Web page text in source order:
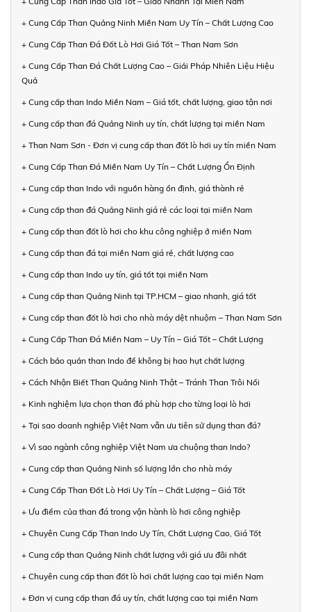
+ Cung Cấp Than Quảng Ninh Miền Nam Uy Tín – Chất Lượng Cao
+ Cung Cấp Than Đá Đốt Lò Hơi Giá Tốt – Than Nam Sơn
+ Cung Cấp Than Đá Chất Lượng Cao – Giải Pháp Nhiên Liệu Hiệu
Quả
+ Cung cấp than Indo Miền Nam – Giá tốt, chất lượng, giao tận nơi
+ Cung cấp than đá Quảng Ninh uy tín, chất lượng tại miền Nam
+ Than Nam Sơn - Đơn vị cung cấp than đốt lò hơi uy tín miền Nam
+ Cung Cấp Than Đá Miền Nam Uy Tín – Chất Lượng Ổn Định
+ Cung cấp than Indo với nguồn hàng ổn định, giá thành rẻ
+ Cung cấp than đá Quảng Ninh giá rẻ các loại tại miền Nam
+ Cung cấp than đốt lò hơi cho khu công nghiệp ở miền Nam
+ Cung cấp than đá tại miền Nam giá rẻ, chất lượng cao
+ Cung cấp than Indo uy tín, giá tốt tại miền Nam
+ Cung cấp than Quảng Ninh tại TP.HCM – giao nhanh, giá tốt
+ Cung cấp than đốt lò hơi cho nhà máy dệt nhuộm – Than Nam Sơn
+ Cung Cấp Than Đá Miền Nam – Uy Tín – Giá Tốt – Chất Lượng
+ Cách bảo quản than Indo để không bị hao hụt chất lượng
+ Cách Nhận Biết Than Quảng Ninh Thật – Tránh Than Trôi Nổi
+ Kinh nghiệm lựa chọn than đá phù hợp cho từng loại lò hơi
+ Tại sao doanh nghiệp Việt Nam vẫn ưu tiên sử dụng than đá?
+ Vì sao ngành công nghiệp Việt Nam ưa chuộng than Indo?
+ Cung cấp than Quảng Ninh số lượng lớn cho nhà máy
+ Cung Cấp Than Đốt Lò Hơi Uy Tín – Chất Lượng – Giá Tốt
+ Ưu điểm của than đá trong vận hành lò hơi công nghiệp
+ Chuyên Cung Cấp Than Indo Uy Tín, Chất Lượng Cao, Giá Tốt
+ Cung cấp than Quảng Ninh chất lượng với giá ưu đãi nhất
+ Chuyên cung cấp than đốt lò hơi chất lượng cao tại miền Nam
+ Đơn vị cung cấp than đá uy tín, chất lượng cao tại miền Nam